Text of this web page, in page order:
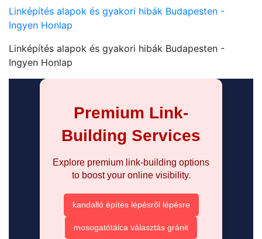
Linképítés alapok és gyakori hibák Budapesten -
Ingyen Honlap
Linképítés alapok és gyakori hibák Budapesten -
Ingyen Honlap